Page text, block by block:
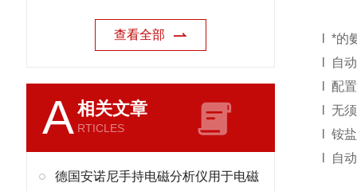
查看全部
A相关文章
RTICLES
德国安诺尼手持电磁分析仪用于电磁
l *的
l 自
l 配
l 无
l 铵
l 自